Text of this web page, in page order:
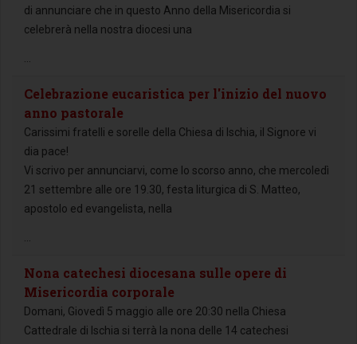
di annunciare che in questo Anno della Misericordia si
celebrerà nella nostra diocesi una
Celebrazione eucaristica per l'inizio del nuovo
anno pastorale
Carissimi fratelli e sorelle della Chiesa di Ischia, il Signore vi
dia pace!
Vi scrivo per annunciarvi, come lo scorso anno, che mercoledì
21 settembre alle ore 19.30, festa liturgica di S. Matteo,
apostolo ed evangelista, nella
Nona catechesi diocesana sulle opere di
Misericordia corporale
Domani, Giovedì 5 maggio alle ore 20:30 nella Chiesa
Cattedrale di Ischia si terrà la nona delle 14 catechesi